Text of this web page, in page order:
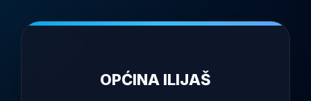
OPĆINA ILIJAŠ